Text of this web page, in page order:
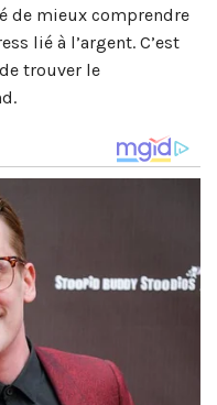
de mieux comprendre
lié à l’argent. C’est
trouver le